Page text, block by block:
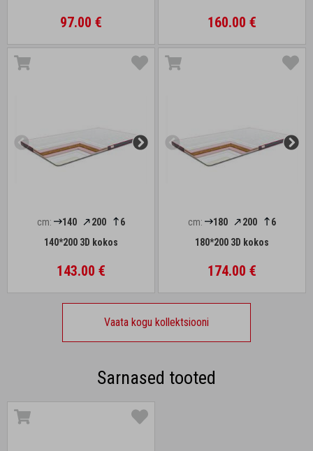
97.00 € 160.00 €
cm: 140 200
6
140*200 3D kokos
143.00 €
cm: 180 200
6
180*200 3D kokos
174.00 €
Vaata kogu kollektsiooni
Sarnased tooted